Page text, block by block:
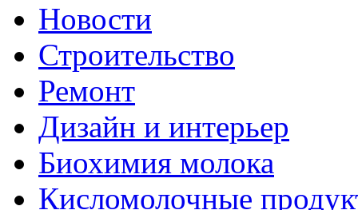
Новости
Строительство
Ремонт
Дизайн и интерьер
Биохимия молока
Кисломолочные